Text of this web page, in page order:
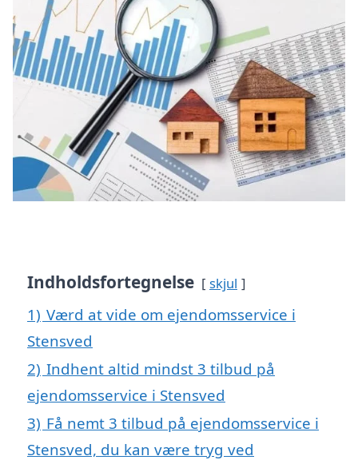
Indholdsfortegnelse skjul
1) Værd at vide om ejendomsservice i
Stensved
2) Indhent altid mindst 3 tilbud på
ejendomsservice i Stensved
3) Få nemt 3 tilbud på ejendomsservice i
Stensved, du kan være tryg ved